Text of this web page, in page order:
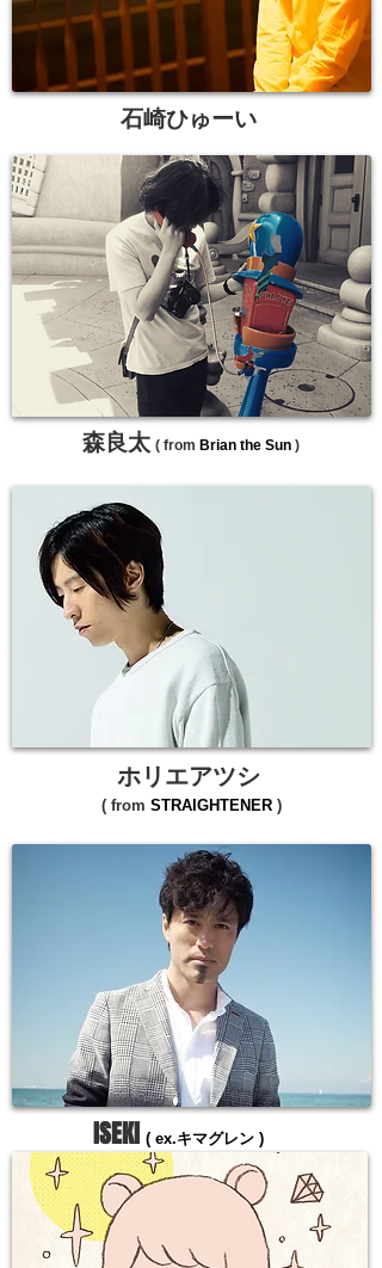
石崎ひゅーい
森良太 ( from Brian the Sun )
ホリエアツシ
( from STRAIGHTENER )
ISEKI ( ex.キマグレン )